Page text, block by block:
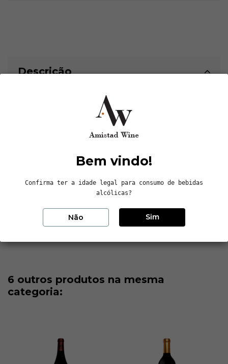
Descrição
Hipperia é o Grande Vinho da Quinta Vallegarcia. Um vinho
elegante. delicado. de essência fina. com carácter e estilo
próprios. Inspiração internacional nos grandes vinhos de
Bordeaux. Super Toscanos ou Californianos. Aromas típicos do
Cabernet Sauvignon e Merlot e da soma do elegante Cabernet
Reviews (0)
6 outros produtos na mesma
categoria:
Bem vindo!
Confirma ter a idade legal para consumo de bebidas
alcólicas?
Não Sim